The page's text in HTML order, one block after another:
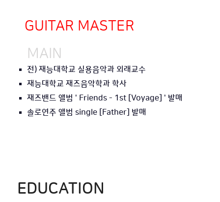
GUITAR MASTER
MAIN
전) 재능대학교 실용음악과 외래교수
재능대학교 재즈음악학과 학사
재즈밴드 앨범 ' Friends - 1st [Voyage] ' 발매
솔로연주 앨범 single [Father] 발매
EDUCATION